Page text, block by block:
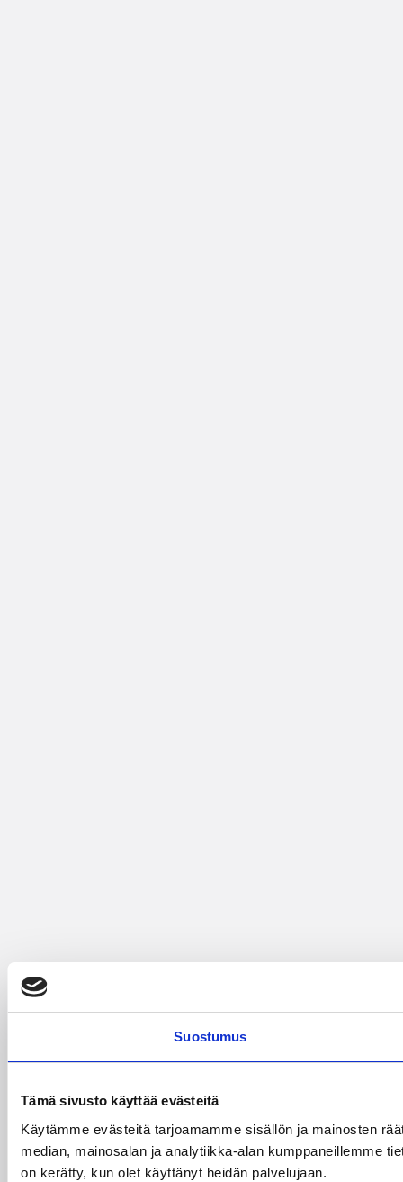
Suostumus
Tämä sivusto käyttää evästeitä
Käytämme evästeitä tarjoamamme sisällön ja mainosten
median, mainosalan ja analytiikka-alan kumppaneillemme
on kerätty, kun olet käyttänyt heidän palvelujaan.